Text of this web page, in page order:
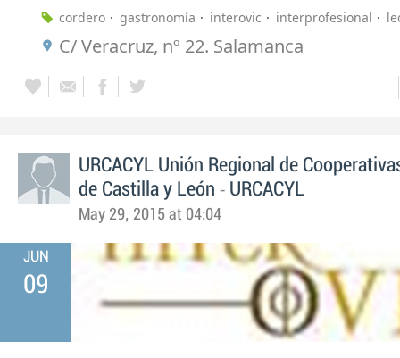
cordero gastronomía interovic interprofesional
C/ Veracruz, nº 22. Salamanca
URCACYL Unión Regional de
de Castilla y León - URCACYL
May 29, 2015 at 04:04
JUN
09